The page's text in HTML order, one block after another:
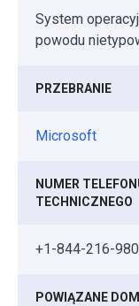
System
powodu
PRZEBRANIE
Microsoft
NUMER
TECHNICZNEGO
+1-844-216-
POWIĄZANE